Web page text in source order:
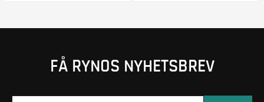
FÅ RYNOS NYHETSBREV